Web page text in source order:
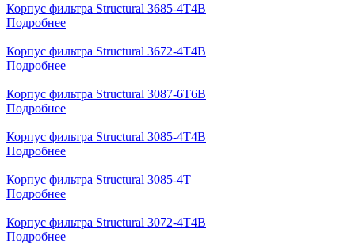
Корпус фильтра Structural 3685-4T4B
Подробнее
Корпус фильтра Structural 3672-4T4B
Подробнее
Корпус фильтра Structural 3087-6T6B
Подробнее
Корпус фильтра Structural 3085-4T4B
Подробнее
Корпус фильтра Structural 3085-4T
Подробнее
Корпус фильтра Structural 3072-4T4B
Подробнее